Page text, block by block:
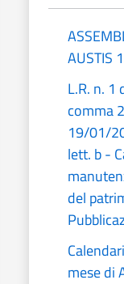
AUSTIS
L.R. n.
comma
19/01/
lett. b -
del
mese di